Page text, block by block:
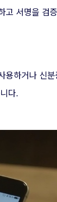
서명을 검
하거나 신
다.